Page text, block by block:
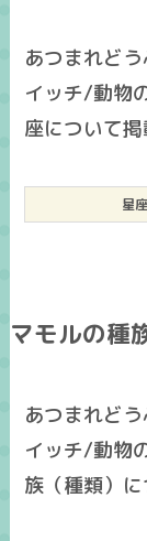
あつまれど
イッチ/動物
座について掲
星座
マモルの種
あつまれど
イッチ/動物
族（種類）に